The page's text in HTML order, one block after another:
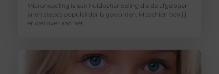
Microneedling is een huidbehandeling die de afgelopen
jaren steeds populairder is geworden. Misschien ben jij
er wel over aan het